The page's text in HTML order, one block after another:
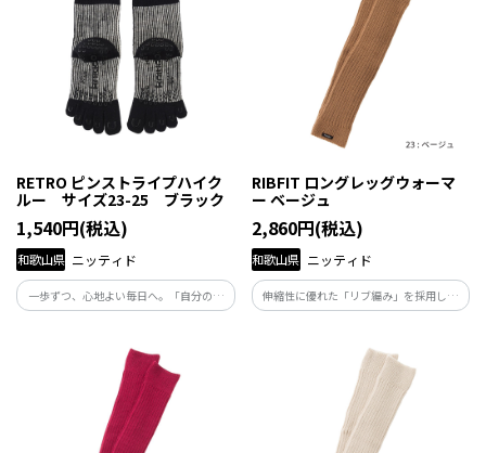
RETRO ピンストライプハイク
ルー サイズ23-25 ブラック
1,540円(税込)
和歌山県 ニッティド
一歩ずつ、心地よい毎日へ。「自分の体
と向き合い、自分らしくくらしたい」と
元から健康を支える商品です。
RIBFIT ロングレッグウォーマ
ー ベージュ
2,860円(税込)
和歌山県 ニッティド
伸縮性に優れた「リブ編み」を採用し、
足首からニーハイまで優しく包み込むロ
しくくらしたい」と願う人たちの毎日に
そっと寄り添い、足元から健康を支える
商品です。